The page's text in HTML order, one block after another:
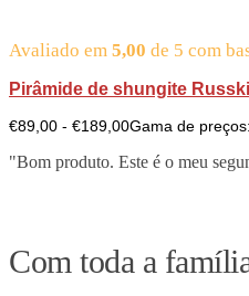
Avaliado em 5,00 de 5 com
Pirâmide de shungite
€89,00 - €189,00Gama de
"Bom produto. Este é o meu
Com toda a